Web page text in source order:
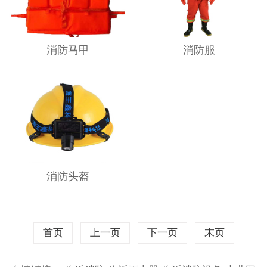
消防马甲 消防服
消防头盔
首页 上一页 下一页 末页